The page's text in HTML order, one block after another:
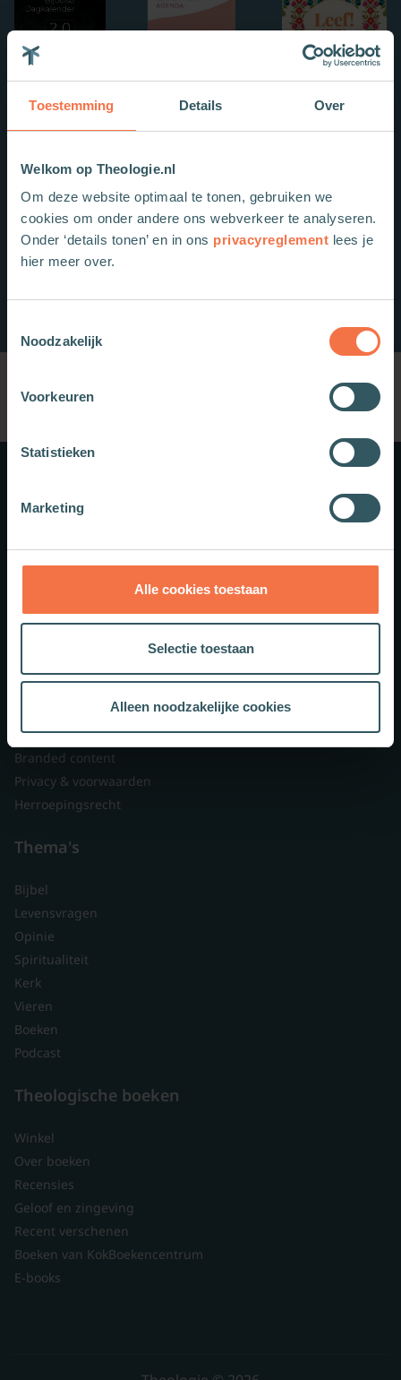
Toestemming Details Over
Welkom op Theologie.nl
Om deze website optimaal te tonen, gebruiken we
cookies om onder andere ons webverkeer te analyseren.
Onder ‘details tonen’ en in ons privacyreglement lees je
hier meer over.
Noodzakelijk
Voorkeuren
Statistieken
Marketing
Alle cookies toestaan
Selectie toestaan
Alleen noodzakelijke cookies
Nieuwsbrieven
Veelgestelde vragen
Contact
Branded content
Privacy & voorwaarden
Herroepingsrecht
Thema's
Bijbel
Levensvragen
Opinie
Spiritualiteit
Kerk
Vieren
Boeken
Podcast
Theologische boeken
Winkel
Over boeken
Recensies
Geloof en zingeving
Recent verschenen
Boeken van KokBoekencentrum
E-books